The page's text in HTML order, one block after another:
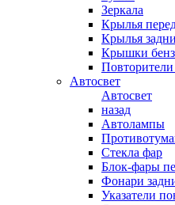
Зеркала
Крылья
Крылья
Крышки
Автосвет
Автосвет
назад
Автолампы
Стекла фар
Блок-фары
Фонари
Указатели